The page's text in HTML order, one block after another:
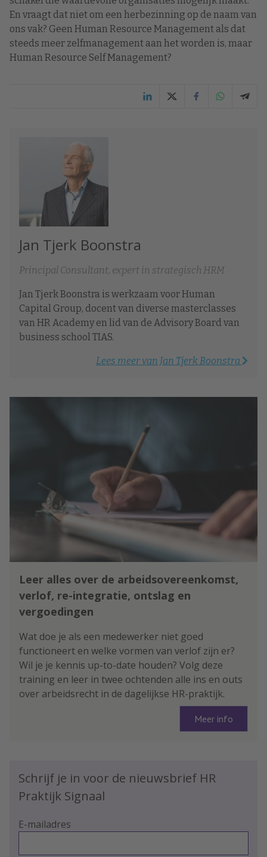
En vraagt dat niet om een herbezinning op de naam van
ons vak? Geen Human Resource Management als dat
steeds meer zelfmanagement aan het worden is, maar
Human Resource Self Management?
Jan Tjerk Boonstra
Principal Consultant, expert in strategisch HRM
Jan Tjerk Boonstra is werkzaam voor Human
Capital Group, docent van diverse masterclasses
van HR Academy en lid van de Advisory Board van
business school TIAS.
Lees meer van Jan Tjerk Boonstra
Leer alles over de arbeidsovereenkomst,
verlof, re-integratie, ontslag en
vergoedingen
Wat doe je als een medewerker niet goed
functioneert en welke vormen van verlof zijn er?
Wil je je kennis up-to-date houden? Volg deze
training en leer in twee ochtenden alle ins en outs
over arbeidsrecht in de dagelijkse HR-praktijk.
Meer info
Schrijf je in voor de nieuwsbrief HR
Praktijk Signaal
E-mailadres